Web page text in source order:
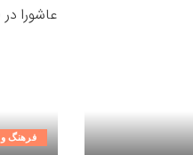
فرهنگ